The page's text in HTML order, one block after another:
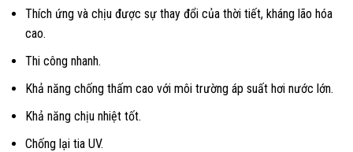
Thích ứng và chịu được sự thay đổi của thời tiết, kháng lão hóa
cao.
Thi công nhanh.
Khả năng chống thấm cao với môi trường áp suất hơi nước lớn.
Khả năng chịu nhiệt tốt.
Chống lại tia UV.